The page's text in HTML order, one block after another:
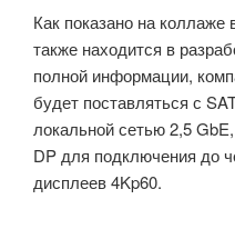
Как показано на
также находится в
полной информации,
будет поставляться с
локальной сетью 2,5
DP для подключения до
дисплеев 4Kp60.